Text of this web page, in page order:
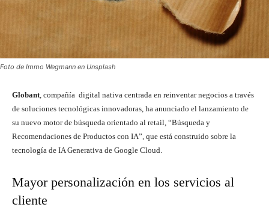
Foto de Immo Wegmann en Unsplash
Globant, compañía digital nativa centrada en reinventar negocios a través
de soluciones tecnológicas innovadoras, ha anunciado el lanzamiento de
su nuevo motor de búsqueda orientado al retail, “Búsqueda y
Recomendaciones de Productos con IA”, que está construido sobre la
tecnología de IA Generativa de Google Cloud.
Mayor personalización en los servicios al
cliente